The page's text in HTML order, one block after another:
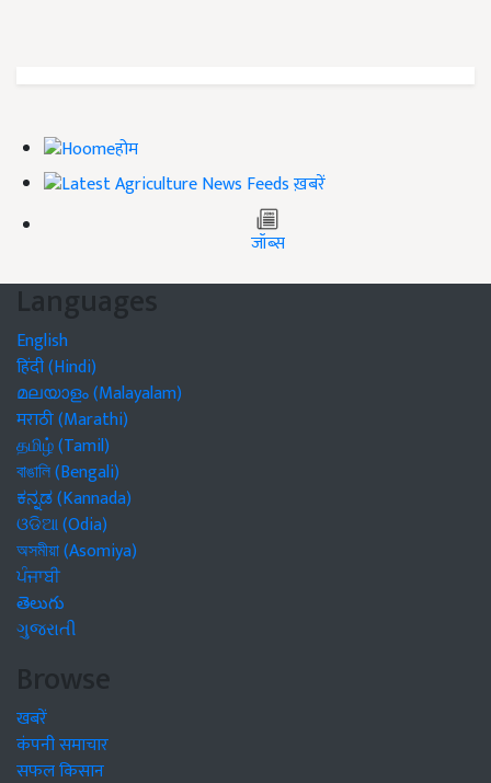
होम
ख़बरें
जॉब्स
Languages
English
हिंदी (Hindi)
മലയാളം (Malayalam)
मराठी (Marathi)
தமிழ் (Tamil)
বাঙালি (Bengali)
ಕನ್ನಡ (Kannada)
ଓଡିଆ (Odia)
অসমীয়া (Asomiya)
ਪੰਜਾਬੀ
తెలుగు
ગુજરાતી
Browse
खबरें
कंपनी समाचार
सफल किसान